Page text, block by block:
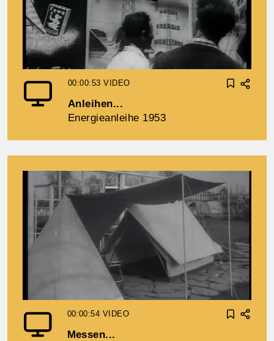
00:00:53VIDEO
Anleihen...
Energieanleihe 1953
00:00:54 VIDEO
Messen...